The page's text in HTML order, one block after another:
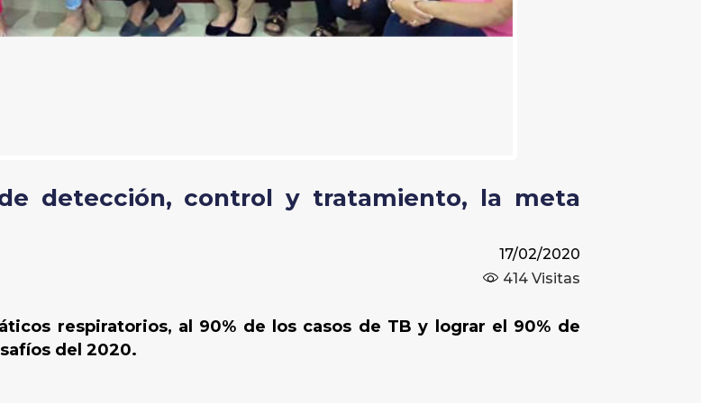
detección, control y tratamiento, la meta
17/02/2020
414Visitas
respiratorios, al 90% de los casos de TB y lograr el 90% de
del 2020.